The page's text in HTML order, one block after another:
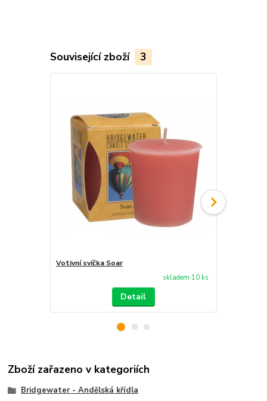
Související zboží 3
Votivní svíčka Soar
skladem 10 ks
Detail
Zboží zařazeno v kategoriích
Bridgewater - Andělská křídla